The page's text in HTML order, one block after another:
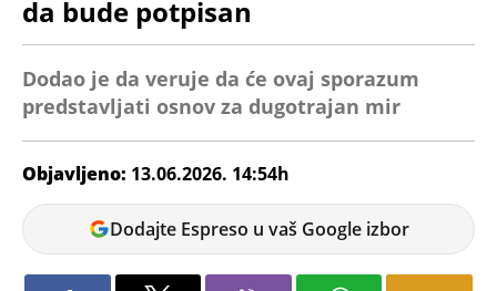
da bude potpisan
Dodao je da veruje da će ovaj sporazum
predstavljati osnov za dugotrajan mir
Objavljeno: 13.06.2026. 14:54h
Miloš
DojčinovićDodajte Espreso u vaš Google izbor